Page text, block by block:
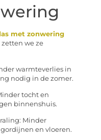
met zonwering
we ze
warmteverlies in
nodig in de zomer.
tocht en
binnenshuis.
Minder
en vloeren.